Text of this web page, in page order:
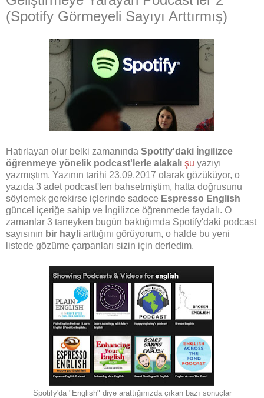
(Spotify Görmeyeli Sayıyı Arttırmış)
Hatırlayan olur belki zamanında Spotify'daki İngilizce
öğrenmeye yönelik podcast'lerle alakalı şu yazıyı
yazmıştım. Yazının tarihi 23.09.2017 olarak gözüküyor, o
yazıda 3 adet podcast'ten bahsetmiştim, hatta doğrusunu
söylemek gerekirse içlerinde sadece Espresso English
güncel içeriğe sahip ve İngilizce öğrenmede faydalı. O
zamanlar 3 taneyken bugün baktığımda Spotify'daki podcast
sayısının bir hayli arttığını görüyorum, o halde bu yeni
listede gözüme çarpanları sizin için derledim.
Spotify'da "English" diye arattığınızda çıkan bazı sonuçlar